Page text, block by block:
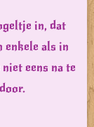
in, dat
enkele als in
eens na te